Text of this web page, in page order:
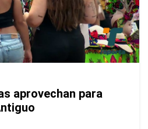
aprovechan para